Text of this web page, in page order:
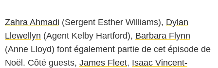
Zahra Ahmadi (Sergent Esther Williams), Dylan
Llewellyn (Agent Kelby Hartford), Barbara Flynn
(Anne Lloyd) font également partie de cet épisode de
Noël. Côté guests, James Fleet, Isaac Vincent-